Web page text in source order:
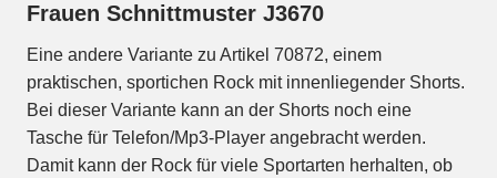
Frauen Schnittmuster J3670
Eine andere Variante zu Artikel 70872, einem
praktischen, sportichen Rock mit innenliegender Shorts.
Bei dieser Variante kann an der Shorts noch eine
Tasche für Telefon/Mp3-Player angebracht werden.
Damit kann der Rock für viele Sportarten herhalten, ob